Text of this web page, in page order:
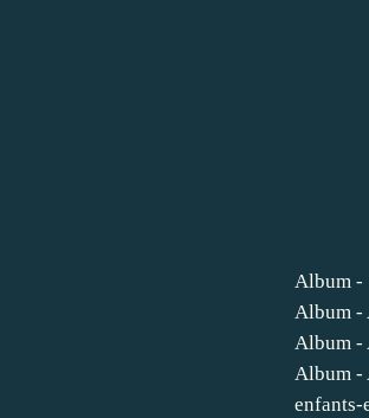
Album -
Album -
Album -
Album -
enfants-